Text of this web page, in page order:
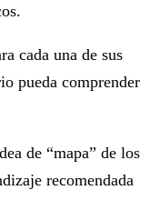
cada una de sus
pueda comprender
de “mapa” de los
recomendada